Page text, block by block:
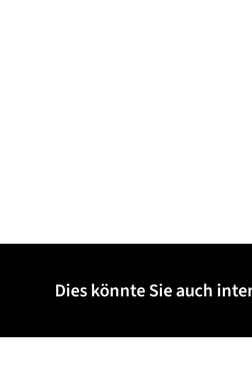
Dies könnte Sie auch